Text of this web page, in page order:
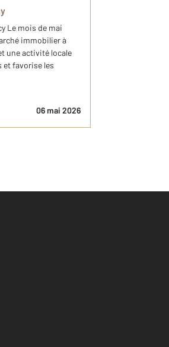
Le mois de mai
immobilier à
une activité locale
et favorise les
06 mai 2026